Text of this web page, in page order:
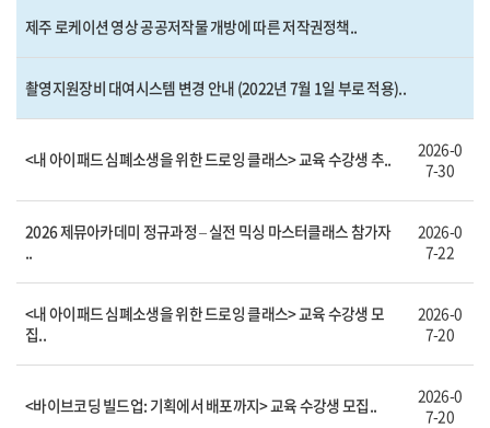
제주 로케이션 영상 공공저작물 개방에 따른 저작권정책..
촬영지원장비 대여시스템 변경 안내 (2022년 7월 1일 부로 적용)..
<내 아이패드 심폐소생을 위한 드로잉 클래스> 교육 수강생 추..
2026-0
7-30
2026 제뮤아카데미 정규과정 – 실전 믹싱 마스터클래스 참가자
..
2026-0
7-22
<내 아이패드 심폐소생을 위한 드로잉 클래스> 교육 수강생 모
집..
2026-0
7-20
<바이브코딩 빌드업: 기획에서 배포까지> 교육 수강생 모집..
2026-0
7-20